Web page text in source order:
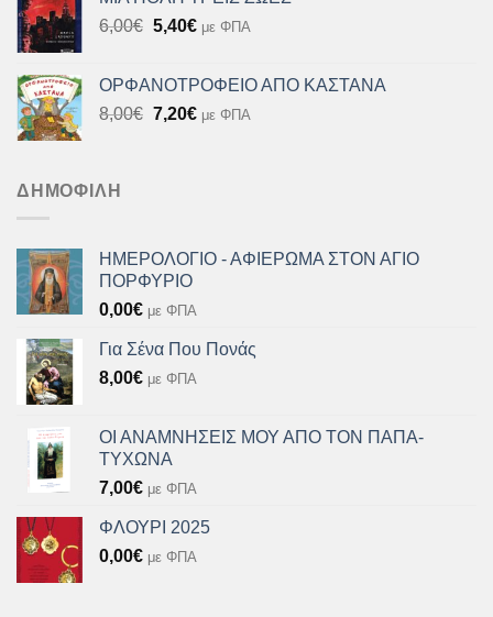
8,00€.είναι:
7,20€.
6,00€ Original
6,00€.
5,40€Η
είναι:
5,40€.
με ΦΠΑ
ΟΡΦΑΝΟΤΡΟΦΕΙΟ ΑΠΟ ΚΑΣΤΑΝΑ
8,00€ Original
7,20€Ημε ΦΠΑ
ΔΗΜΟΦΙΛΉ
ΗΜΕΡΟΛΟΓΙΟ - ΑΦΙΕΡΩΜΑ ΣΤΟΝ ΑΓΙΟ
ΠΟΡΦΥΡΙΟ
0,00€ με ΦΠΑ
Για Σένα Που Πονάς
8,00€ με ΦΠΑ
ΟΙ ΑΝΑΜΝΗΣΕΙΣ ΜΟΥ ΑΠΟ ΤΟΝ ΠΑΠΑ-
ΤΥΧΩΝΑ
7,00€ με ΦΠΑ
ΦΛΟΥΡΙ 2025
0,00€ με ΦΠΑ